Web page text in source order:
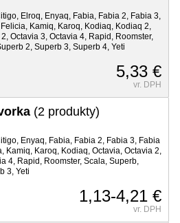
Elroq, Enyaq, Fabia, Fabia 2, Fabia 3,
Kamiq, Karoq, Kodiaq, Kodiaq 2,
Octavia 3, Octavia 4, Rapid, Roomster,
2, Superb 3, Superb 4, Yeti
5,33 €
vr. DPH
(2 produkty)
Enyaq, Fabia, Fabia 2, Fabia 3, Fabia
Kamiq, Karoq, Kodiaq, Octavia, Octavia 2,
4, Rapid, Roomster, Scala, Superb,
3, Yeti
1,13-4,21 €
vr. DPH